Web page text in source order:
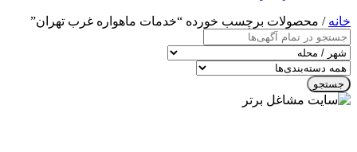
خانه / محصولات برچسب خورده “خدمات ماهواره غرب تهران”
جستجو